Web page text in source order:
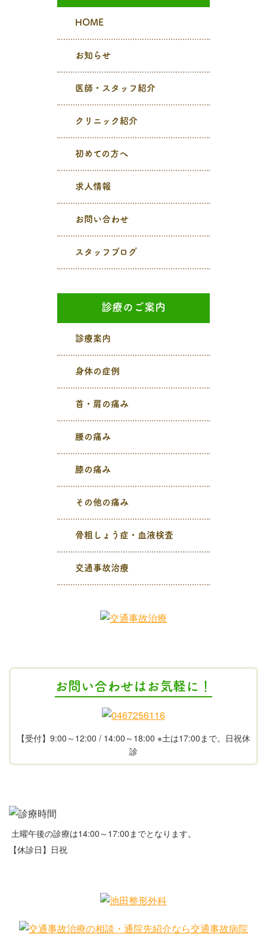
HOME
お知らせ
医師・スタッフ紹介
クリニック紹介
初めての方へ
求人情報
お問い合わせ
スタッフブログ
診療のご案内
診療案内
身体の症例
首・肩の痛み
腰の痛み
膝の痛み
その他の痛み
骨粗しょう症・血液検査
交通事故治療
お問い合わせはお気軽に！
【受付】9:00～12:00 / 14:00～18:00 ※土は17:00まで。日祝休
診
土曜午後の診療は14:00～17:00までとなります。
【休診日】日祝